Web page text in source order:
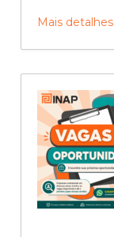
Mais detalhes